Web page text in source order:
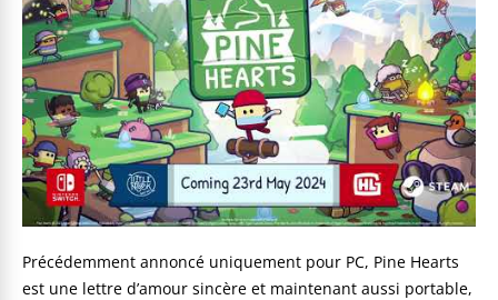
Précédemment annoncé uniquement pour PC, Pine Hearts
est une lettre d’amour sincère et maintenant aussi portable,